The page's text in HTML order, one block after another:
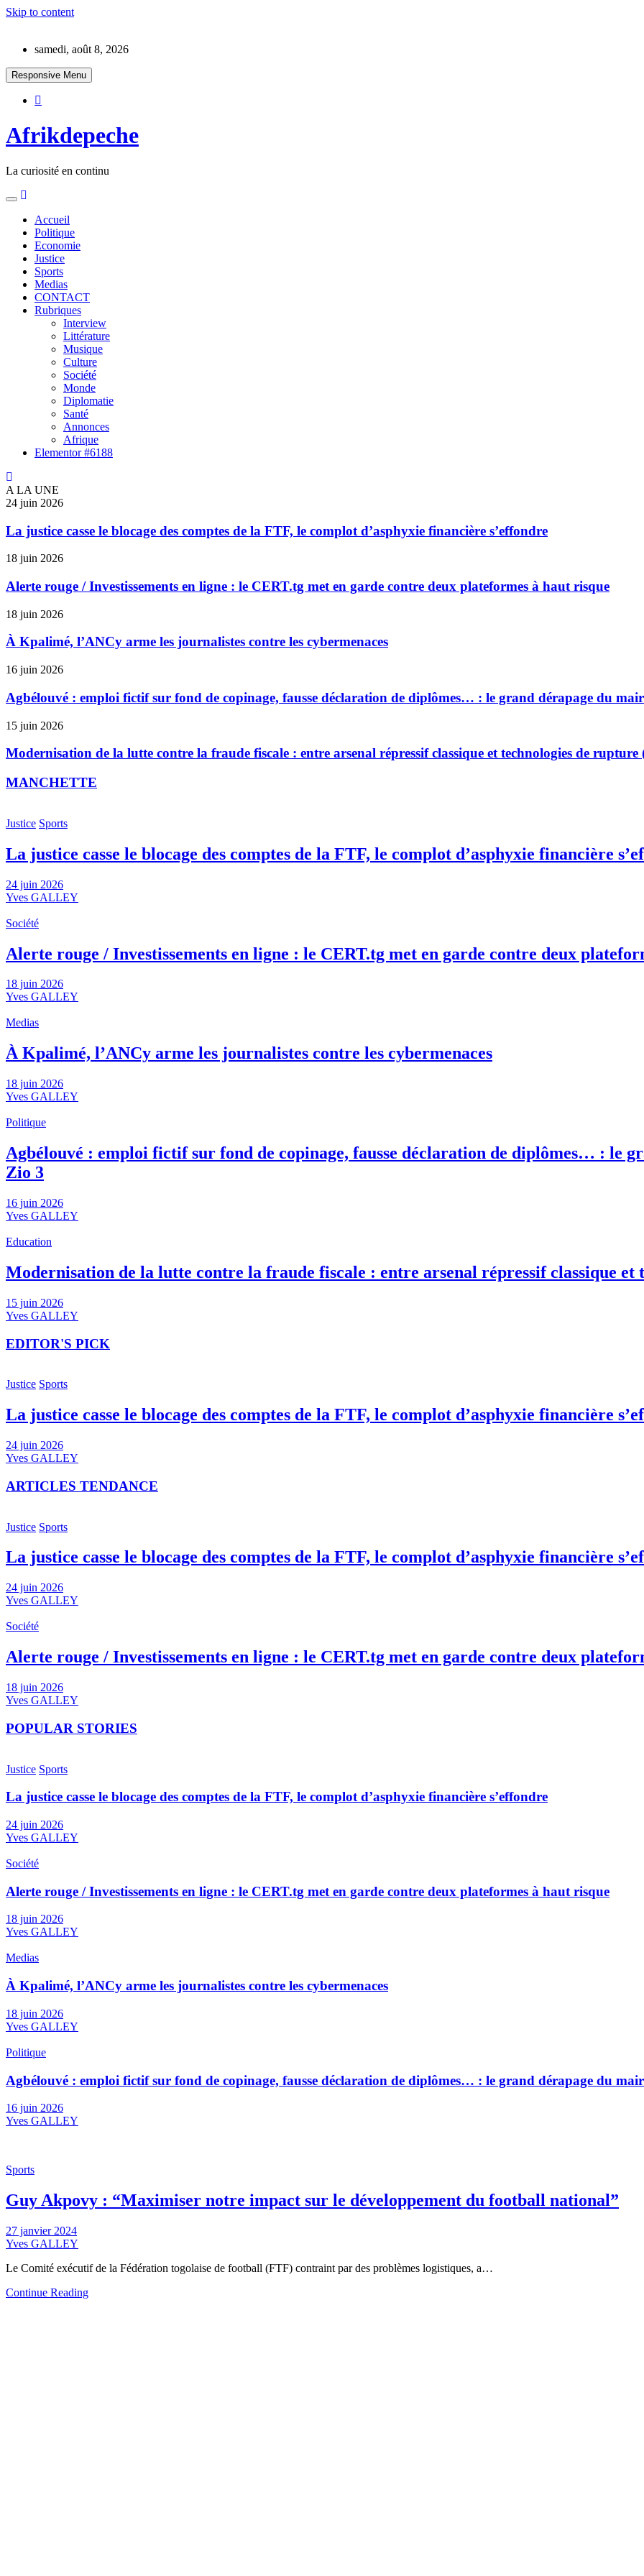
Skip to content
samedi, août 8, 2026
Responsive Menu
Afrikdepeche
La curiosité en continu
Accueil
Politique
Economie
Justice
Sports
Medias
CONTACT
Rubriques
Interview
Littérature
Musique
Culture
Société
Monde
Diplomatie
Santé
Annonces
Afrique
Elementor #6188
A LA UNE
24 juin 2026
La justice casse le blocage des comptes de la FTF, le complot d’asphyxie financière s’effondre
18 juin 2026
Alerte rouge / Investissements en ligne : le CERT.tg met en garde contre deux plateformes à haut risque
18 juin 2026
À Kpalimé, l’ANCy arme les journalistes contre les cybermenaces
16 juin 2026
Agbélouvé : emploi fictif sur fond de copinage, fausse déclaration de diplômes… : le grand dérapage du
15 juin 2026
Modernisation de la lutte contre la fraude fiscale : entre arsenal répressif classique et technologies de
MANCHETTE
Justice Sports
La justice casse le blocage des comptes de la FTF, le complot d’asphyxie financière
24 juin 2026
Yves GALLEY
Société
Alerte rouge / Investissements en ligne : le CERT.tg met en garde contre deux
18 juin 2026
Yves GALLEY
Medias
À Kpalimé, l’ANCy arme les journalistes contre les cybermenaces
18 juin 2026
Yves GALLEY
Politique
Agbélouvé : emploi fictif sur fond de copinage, fausse déclaration de diplômes… : le
Zio 3
16 juin 2026
Yves GALLEY
Education
Modernisation de la lutte contre la fraude fiscale : entre arsenal répressif classique
15 juin 2026
Yves GALLEY
EDITOR'S PICK
Justice Sports
La justice casse le blocage des comptes de la FTF, le complot d’asphyxie financière
24 juin 2026
Yves GALLEY
ARTICLES TENDANCE
Justice Sports
La justice casse le blocage des comptes de la FTF, le complot d’asphyxie financière
24 juin 2026
Yves GALLEY
Société
Alerte rouge / Investissements en ligne : le CERT.tg met en garde contre deux
18 juin 2026
Yves GALLEY
POPULAR STORIES
Justice Sports
La justice casse le blocage des comptes de la FTF, le complot d’asphyxie financière s’effondre
24 juin 2026
Yves GALLEY
Société
Alerte rouge / Investissements en ligne : le CERT.tg met en garde contre deux plateformes à haut risque
18 juin 2026
Yves GALLEY
Medias
À Kpalimé, l’ANCy arme les journalistes contre les cybermenaces
18 juin 2026
Yves GALLEY
Politique
Agbélouvé : emploi fictif sur fond de copinage, fausse déclaration de diplômes… : le grand dérapage du
16 juin 2026
Yves GALLEY
Sports
Guy Akpovy : “Maximiser notre impact sur le développement du football national”
27 janvier 2024
Yves GALLEY
Le Comité exécutif de la Fédération togolaise de football (FTF) contraint par des problèmes logistiques, a…
Continue Reading